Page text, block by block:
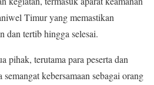
Timur yang memastikan
dan tertib hingga selesai.
pihak, terutama para peserta dan
kebersamaan sebagai orang